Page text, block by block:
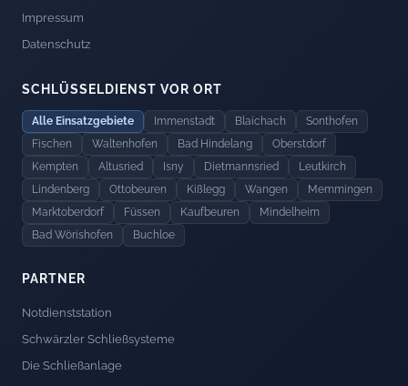
Impressum
Datenschutz
SCHLÜSSELDIENST VOR ORT
Alle Einsatzgebiete Immenstadt Blaichach
Sonthofen
Fischen
Waltenhofen Bad Hindelang
Oberstdorf
Kempten
Altusried Isny Dietmannsried
Leutkirch
Lindenberg
Ottobeuren Kißlegg Wangen
Memmingen
Marktoberdorf
Füssen Kaufbeuren
Mindelheim
Bad Wörishofen
Buchloe
PARTNER
Notdienststation
Schwärzler Schließsysteme
Die Schließanlage